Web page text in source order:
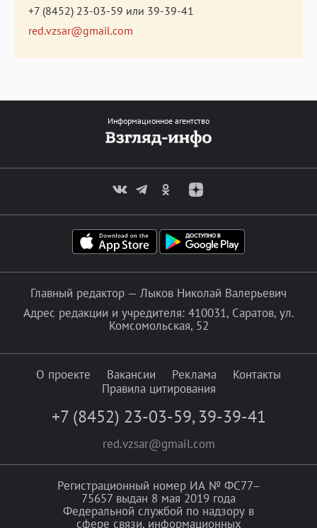
+7 (8452) 23-03-59 или 39-39-41
red.vzsar@gmail.com
Информационное агентство
Главный редактор — Лыков Николай Валерьевич
Адрес редакции и учредителя: 410031, Саратов, ул.
Комсомольская, 52
О проекте Вакансии Реклама
Контакты
Правила цитирования
+7 (8452) 23-03-59, 39-39-41
red.vzsar@gmail.com
Регистрационный номер ИА № ФС77–
75657 выдан 8 мая 2019 года
Федеральной службой по надзору в
сфере связи, информационных